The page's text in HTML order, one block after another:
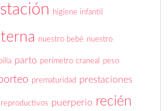
higiene infantil
nuestro bebé nuestro
parto perímetro craneal peso
prematuridad prestaciones
puerperio recién